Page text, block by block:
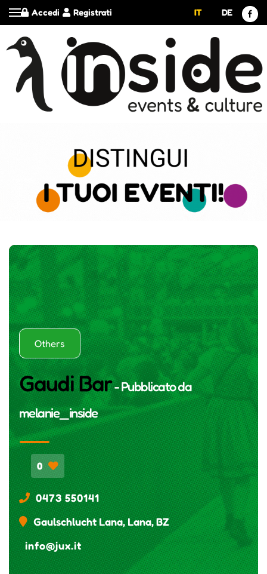
Registrati
Accedi IT DE
Others
Gaudi Bar- Pubblicato da
melanie_inside
0
0473 550141
Gaulschlucht Lana, Lana, BZ
info@jux.it